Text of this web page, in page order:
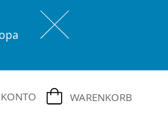
WARENKORB
KONTO